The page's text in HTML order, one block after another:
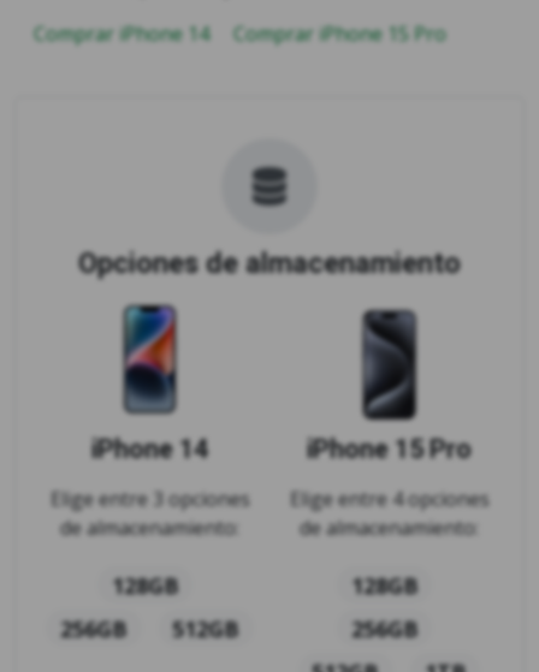
Comprar iPhone 14
Comprar iPhone 15 Pro
Opciones de almacenamiento
iPhone 14
Elige entre 3 opciones
de almacenamiento:
128GB
256GB
512GB
iPhone 15 Pro
Elige entre 4 opciones
de almacenamiento:
128GB
256GB